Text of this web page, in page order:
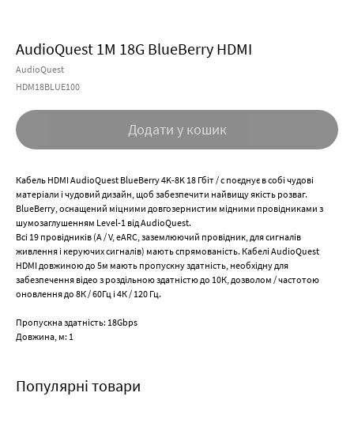
AudioQuest 1M 18G BlueBerry HDMI
AudioQuest
HDM18BLUE100
Додати у кошик
Кабель HDMI AudioQuest BlueBerry 4K-8K 18 Гбіт / с поєднує в собі чудові
матеріали і чудовий дизайн, щоб забезпечити найвищу якість розваг.
BlueBerry, оснащений міцними довгозернистим мідними провідниками з
шумозаглушенням Level-1 від AudioQuest.
Всі 19 провідників (A / V, eARC, заземлюючий провідник, для сигналів
живлення і керуючих сигналів) мають спрямованість. Кабелі AudioQuest
HDMI довжиною до 5м мають пропускну здатність, необхідну для
забезпечення відео з роздільною здатністю до 10К, дозволом / частотою
оновлення до 8К / 60Гц і 4К / 120 Гц.
Пропускна здатність: 18Gbps
Довжина, м: 1
Популярні товари